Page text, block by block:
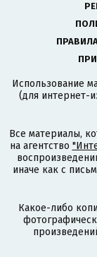
Использование
(для интернет-
Все материалы,
на агентство
иначе как с
Какое-либо